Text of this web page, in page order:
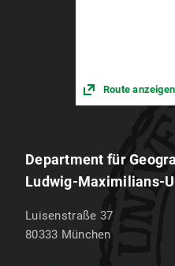
Route anzeigen
Department für
Ludwig-Maximilians-
Luisenstraße 37
80333 München